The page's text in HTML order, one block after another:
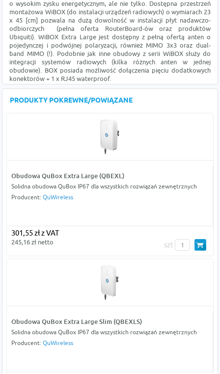
o wysokim zysku energetycznym, ale nie tylko. Dostępna przestrzeń
montażowa WiBOX (do instalacji urządzeń radiowych) o wymiarach 23
x 45 [cm] pozwala na dużą dowolność w instalacji płyt nadawczo-
odbiorczych (pełna oferta RouterBoard-ów oraz produktów
Ubiquiti). WiBOX Extra Large jest dostępny z pełną ofertą anten o
pojedynczej i podwójnej polaryzacji, również MIMO 3x3 oraz dual-
band MIMO (!). Podobnie jak inne obudowy z serii WiBOX służy do
integracji systemów radiowych (kilka różnych anten w jednej
obudowie). BOX posiada możliwość dołączenia pięciu dodatkowych
konektorów + 1 x RJ45 waterproof.
PRODUKTY POKREWNE/POWIĄZANE
Obudowa QuBox Extra Large (QBEXL)
Solidna obudowa QuBox IP67 dla wszystkich rozwiązań zewnętrznych
Producent: QuWireless
301,55 zł z VAT
245,16 zł netto szt
Obudowa QuBox Extra Large Slim (QBEXLS)
Solidna obudowa QuBox IP67 dla wszystkich rozwiązań zewnętrznych
Producent: QuWireless